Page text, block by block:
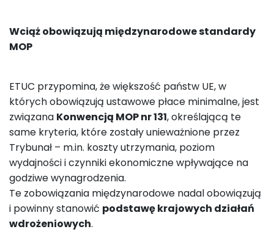
Wciąż obowiązują międzynarodowe standardy
MOP
ETUC przypomina, że większość państw UE, w
których obowiązują ustawowe płace minimalne, jest
związana Konwencją MOP nr 131, określającą te
same kryteria, które zostały unieważnione przez
Trybunał – m.in. koszty utrzymania, poziom
wydajności i czynniki ekonomiczne wpływające na
godziwe wynagrodzenia.
Te zobowiązania międzynarodowe nadal obowiązują
i powinny stanowić podstawę krajowych działań
wdrożeniowych.